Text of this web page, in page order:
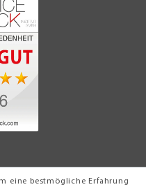
eine bestmögliche Erfahrung